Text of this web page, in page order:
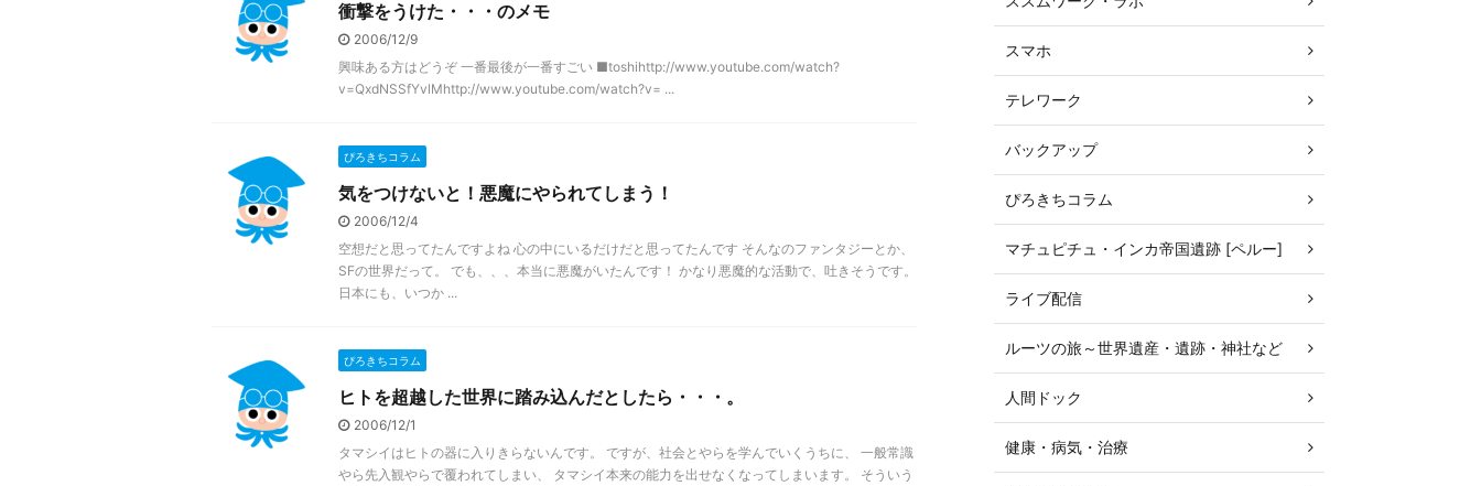
衝撃をうけた・・・のメモ
2006/12/9
興味ある方はどうぞ 一番最後が一番すごい ■toshihttp://www.youtube.com/watch?
v=QxdNSSfYvlMhttp://www.youtube.com/watch?v= ...
ぴろきちコラム
気をつけないと！悪魔にやられてしまう！
2006/12/4
空想だと思ってたんですよね 心の中にいるだけだと思ってたんです そんなのファンタジーとか、
SFの世界だって。 でも、、、本当に悪魔がいたんです！ かなり悪魔的な活動で、吐きそうです。
日本にも、いつか ...
ぴろきちコラム
ヒトを超越した世界に踏み込んだとしたら・・・。
2006/12/1
タマシイはヒトの器に入りきらないんです。 ですが、社会とやらを学んでいくうちに、 一般常識
やら先入観やらで覆われてしまい、 タマシイ本来の能力を出せなくなってしまいます。 そういう
スマホ
テレワーク
バックアップ
ぴろきちコラム
マチュピチュ・インカ帝国遺跡 [ペルー]
ライブ配信
ルーツの旅～世界遺産・遺跡・神社など
人間ドック
健康・病気・治療